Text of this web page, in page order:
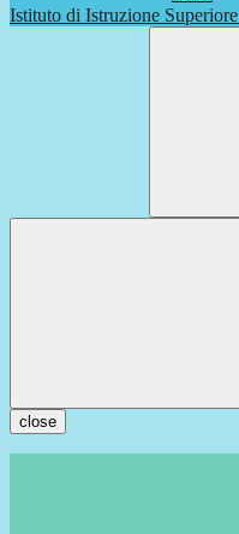
Istituto di Istruzione Superiore
close